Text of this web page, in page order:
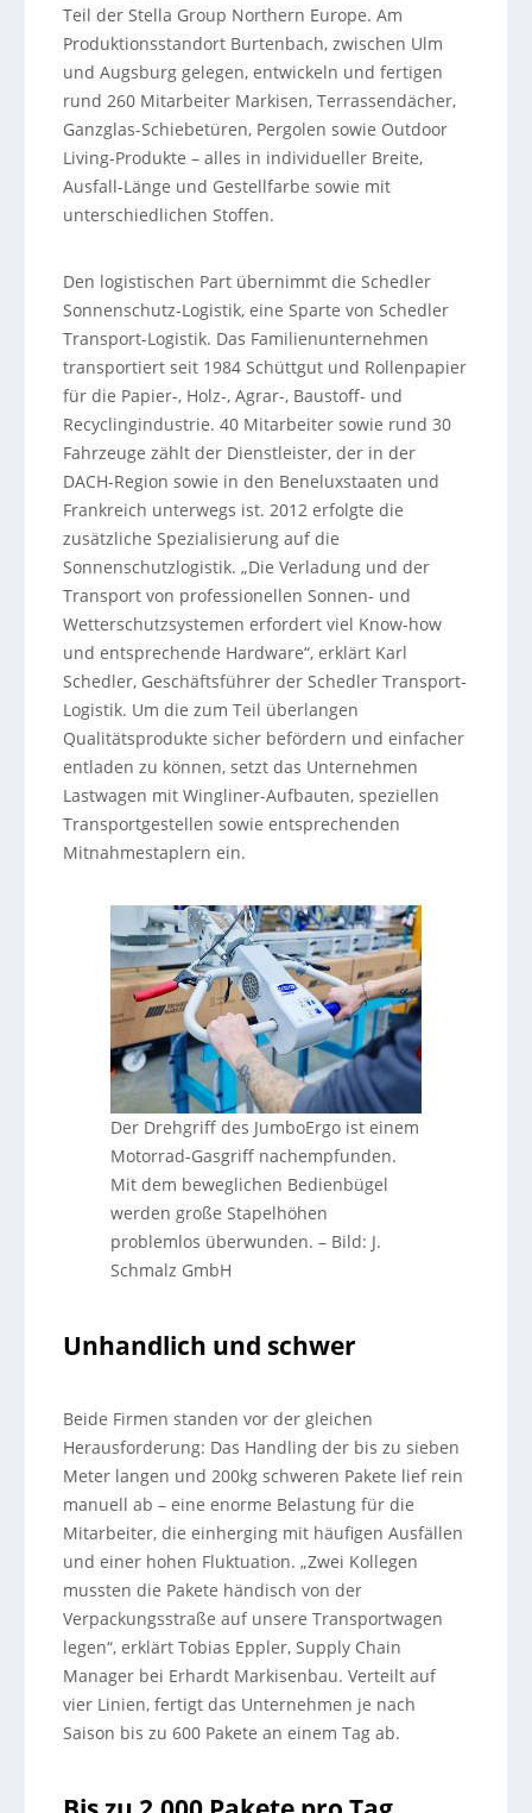
Teil der Stella Group Northern Europe. Am
Produktionsstandort Burtenbach, zwischen Ulm
und Augsburg gelegen, entwickeln und fertigen
rund 260 Mitarbeiter Markisen, Terrassendächer,
Ganzglas-Schiebetüren, Pergolen sowie Outdoor
Living-Produkte – alles in individueller Breite,
Ausfall-Länge und Gestellfarbe sowie mit
unterschiedlichen Stoffen.
Den logistischen Part übernimmt die Schedler
Sonnenschutz-Logistik, eine Sparte von Schedler
Transport-Logistik. Das Familienunternehmen
transportiert seit 1984 Schüttgut und Rollenpapier
für die Papier-, Holz-, Agrar-, Baustoff- und
Recyclingindustrie. 40 Mitarbeiter sowie rund 30
Fahrzeuge zählt der Dienstleister, der in der
DACH-Region sowie in den Beneluxstaaten und
Frankreich unterwegs ist. 2012 erfolgte die
zusätzliche Spezialisierung auf die
Sonnenschutzlogistik. „Die Verladung und der
Transport von professionellen Sonnen- und
Wetterschutzsystemen erfordert viel Know-how
und entsprechende Hardware“, erklärt Karl
Schedler, Geschäftsführer der Schedler Transport-
Logistik. Um die zum Teil überlangen
Qualitätsprodukte sicher befördern und einfacher
entladen zu können, setzt das Unternehmen
Lastwagen mit Wingliner-Aufbauten, speziellen
Transportgestellen sowie entsprechenden
Mitnahmestaplern ein.
Der Drehgriff des JumboErgo ist einem
Motorrad-Gasgriff nachempfunden.
Mit dem beweglichen Bedienbügel
werden große Stapelhöhen
problemlos überwunden. – Bild: J.
Schmalz GmbH
Unhandlich und schwer
Beide Firmen standen vor der gleichen
Herausforderung: Das Handling der bis zu sieben
Meter langen und 200kg schweren Pakete lief rein
manuell ab – eine enorme Belastung für die
Mitarbeiter, die einherging mit häufigen Ausfällen
und einer hohen Fluktuation. „Zwei Kollegen
mussten die Pakete händisch von der
Verpackungsstraße auf unsere Transportwagen
legen“, erklärt Tobias Eppler, Supply Chain
Manager bei Erhardt Markisenbau. Verteilt auf
vier Linien, fertigt das Unternehmen je nach
Saison bis zu 600 Pakete an einem Tag ab.